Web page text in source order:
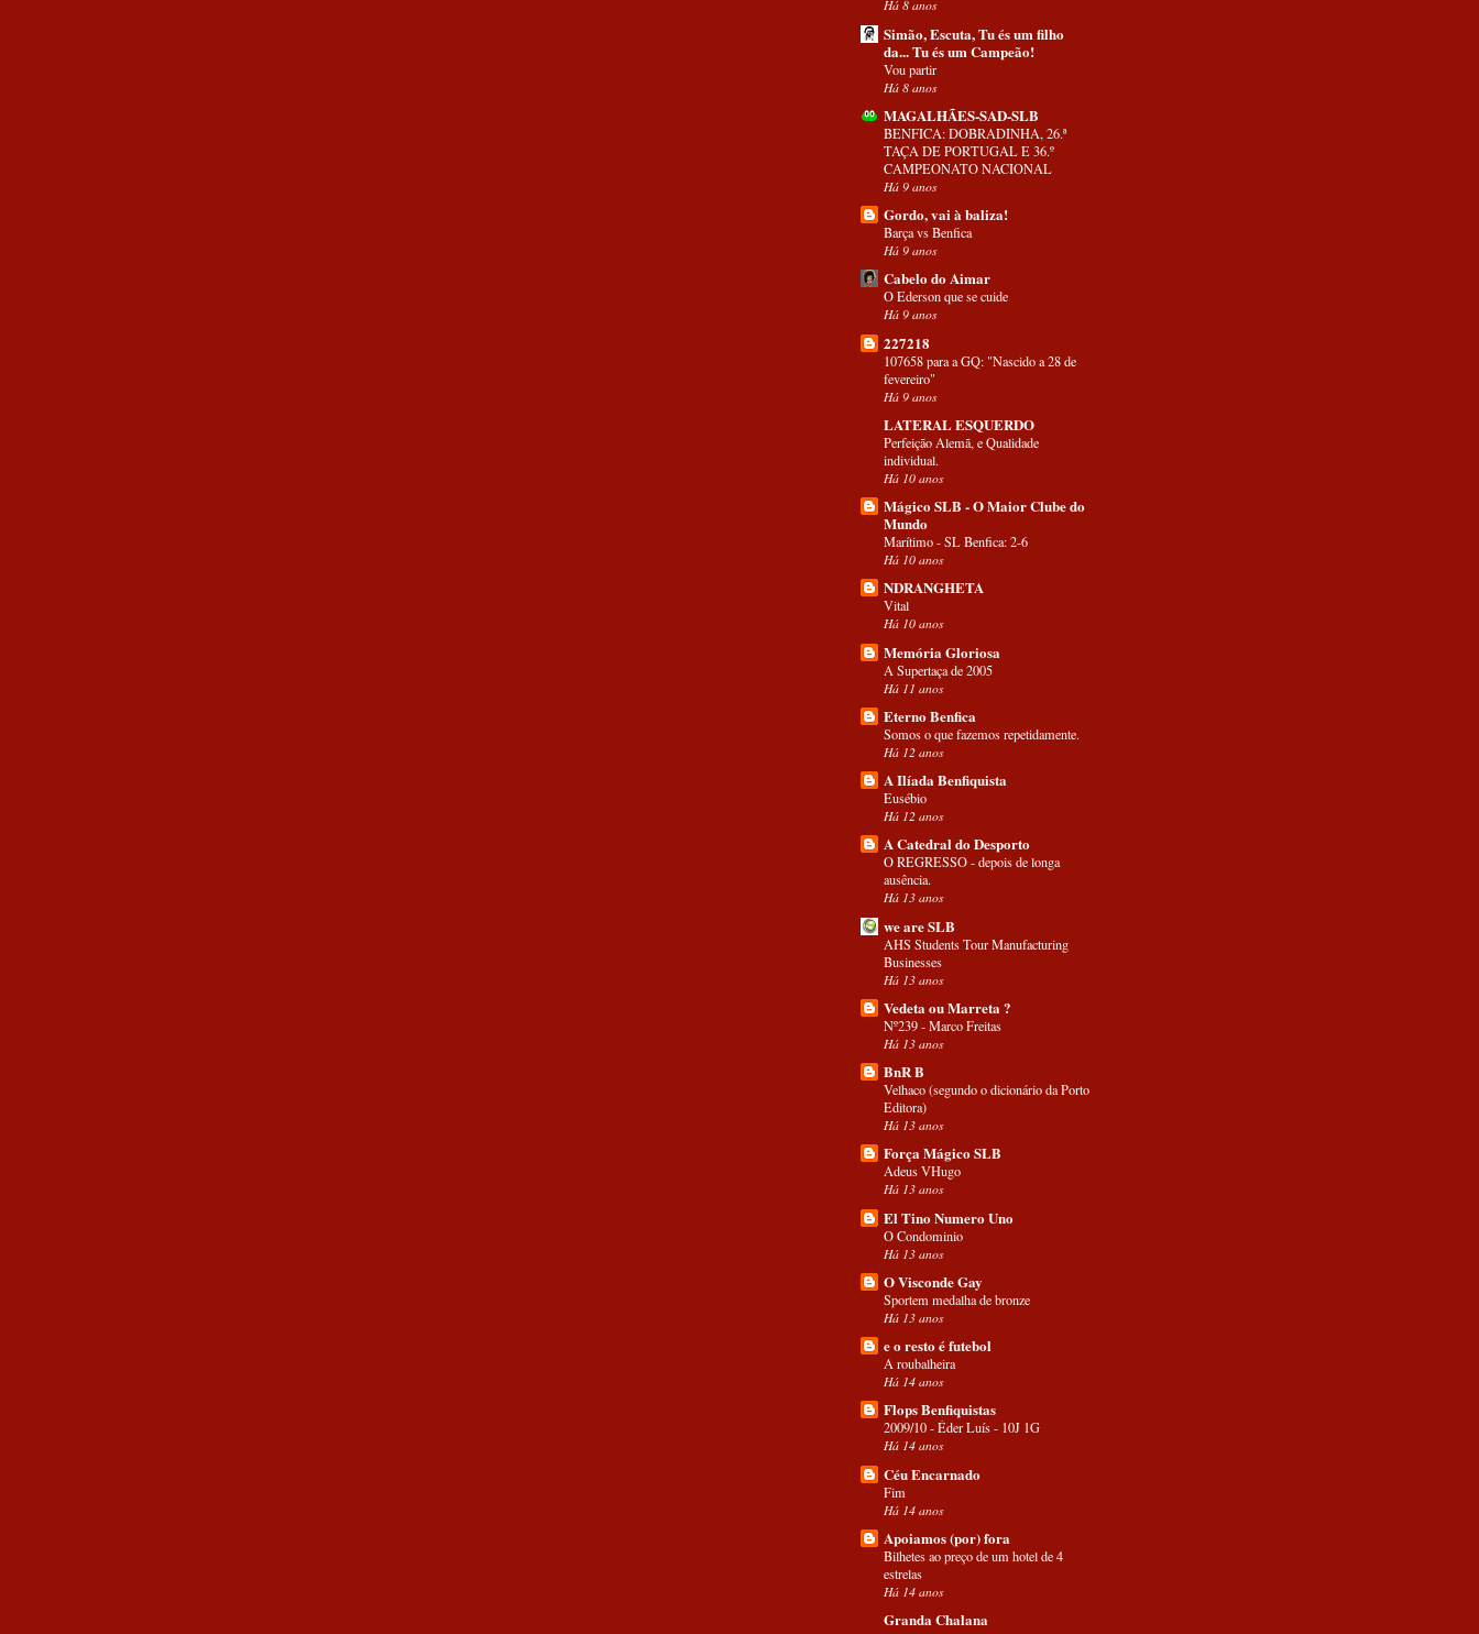
Há 8 anos
Simão, Escuta, Tu és um filho
da... Tu és um Campeão!
Vou partir
Há 8 anos
MAGALHÃES-SAD-SLB
BENFICA: DOBRADINHA, 26.ª
TAÇA DE PORTUGAL E 36.º
CAMPEONATO NACIONAL
Há 9 anos
Gordo, vai à baliza!
Barça vs Benfica
Há 9 anos
Cabelo do Aimar
O Ederson que se cuide
Há 9 anos
227218
107658 para a GQ: "Nascido a 28 de
fevereiro"
Há 9 anos
LATERAL ESQUERDO
Perfeição Alemã, e Qualidade
individual.
Há 10 anos
Mágico SLB - O Maior Clube do
Mundo
Marítimo - SL Benfica: 2-6
Há 10 anos
NDRANGHETA
Vital
Há 10 anos
Memória Gloriosa
A Supertaça de 2005
Há 11 anos
Eterno Benfica
Somos o que fazemos repetidamente.
Há 12 anos
A Ilíada Benfiquista
Eusébio
Há 12 anos
A Catedral do Desporto
O REGRESSO - depois de longa
ausência.
Há 13 anos
we are SLB
AHS Students Tour Manufacturing
Businesses
Há 13 anos
Vedeta ou Marreta ?
Nº239 - Marco Freitas
Há 13 anos
BnR B
Velhaco (segundo o dicionário da Porto
Editora)
Há 13 anos
Força Mágico SLB
Adeus VHugo
Há 13 anos
El Tino Numero Uno
O Condominio
Há 13 anos
O Visconde Gay
Sportem medalha de bronze
Há 13 anos
e o resto é futebol
A roubalheira
Há 14 anos
Flops Benfiquistas
2009/10 - Éder Luís - 10J 1G
Há 14 anos
Céu Encarnado
Fim
Há 14 anos
Apoiamos (por) fora
Bilhetes ao preço de um hotel de 4
estrelas
Há 14 anos
Granda Chalana